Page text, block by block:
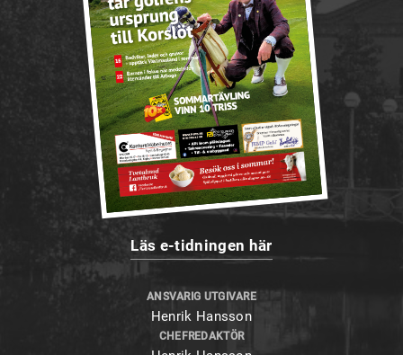
Läs e-tidningen här
ANSVARIG UTGIVARE
Henrik Hansson
CHEFREDAKTÖR